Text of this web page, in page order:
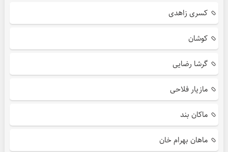
کسری زاهدی
کوشان
گرشا رضایی
مازیار فلاحی
ماکان بند
ماهان بهرام خان